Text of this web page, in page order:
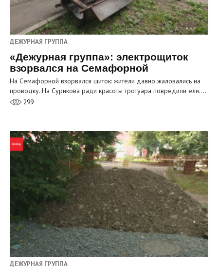
ДЕЖУРНАЯ ГРУППА
«Дежурная группа»: электрощиток
взорвался на Семафорной
На Семафорной взорвался щиток: жители давно жаловались на
проводку. На Сурикова ради красоты тротуара повредили ели.…
299
ДЕЖУРНАЯ ГРУППА